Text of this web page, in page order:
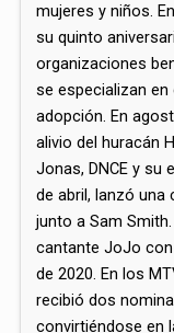
mujeres y niños.​
su quinto
organizaciones
se especializan en
adopción.​​ En
alivio del huracán
Jonas, DNCE y su
de abril, lanzó una
junto a Sam
cantante JoJo
de 2020.​ En los
recibió dos
convirtiéndose en